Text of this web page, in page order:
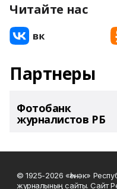
Читайте нас
Партнеры
Фотобанк
журналистов РБ
© 1925-2026 «Һәнәк»
журналының сайты. Сайт